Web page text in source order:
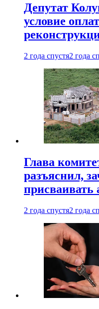
Депутат
условие
2 года спустя2 года
Глава
разъяснил,
присваивать
2 года спустя2 года